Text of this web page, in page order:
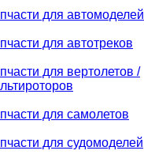
для автомоделей
для автотреков
для вертолетов /
для самолетов
для судомоделей